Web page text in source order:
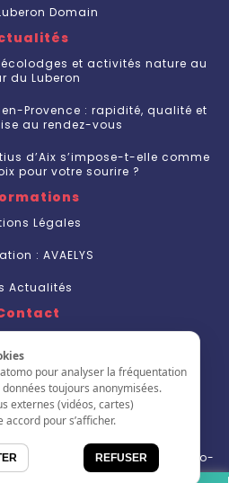
pour analyser la fréquentation
toujours anonymisées.
externes (vidéos, cartes)
pour s’afficher.
REFUSER
Domain
écolodges et activités nature au
du Luberon
Provence : rapidité, qualité et
au rendez-vous
d’Aix s’impose-t-elle comme
pour votre sourire ?
Légales
: AVAELYS
Actualités
en Provence,Annuaire
Pro PACA Vitrolles,Annuaire-Pro-
Barrême